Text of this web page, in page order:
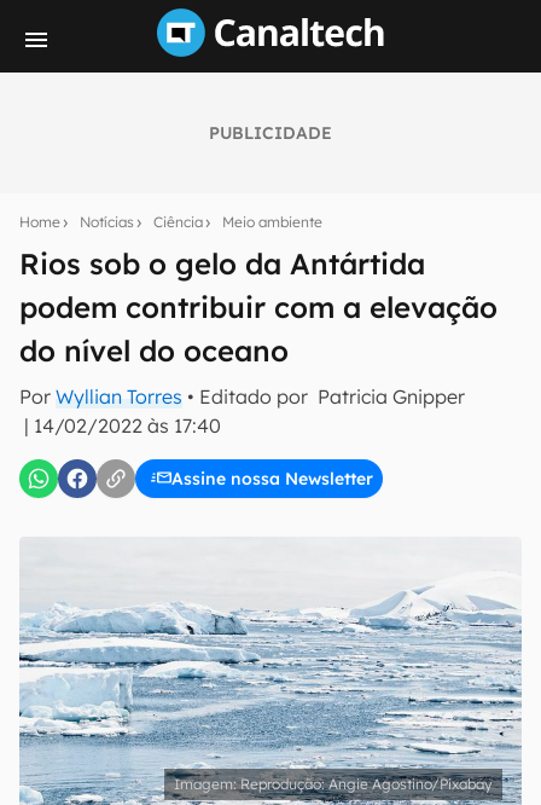
PUBLICIDADE
Home Notícias Ciência Meio ambiente
Rios sob o gelo da Antártida
podem contribuir com a elevação
do nível do oceano
Por Wyllian Torres • Editado por Patricia Gnipper
| 14/02/2022 às 17:40
Assine nossa Newsletter
notícias e reviews sobre tecnologia em primeira
E-mail
inscreva-se
Confirmo que li, aceito e concordo com os Termos de
Uso e Política de Privacidade do Canaltech.
Reprodução: Angie Agostino/Pixabay